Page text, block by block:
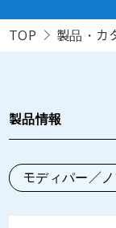
TOP 製品・カ
製品情報
モディパー／